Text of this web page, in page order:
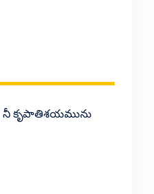
నీ కృపాతిశయమును